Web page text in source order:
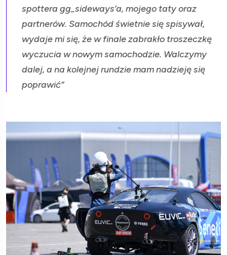
spottera gg_sideways’a, mojego taty oraz
partnerów. Samochód świetnie się spisywał,
wydaje mi się, że w finale zabrakło troszeczkę
wyczucia w nowym samochodzie. Walczymy
dalej, a na kolejnej rundzie mam nadzieję się
poprawić”